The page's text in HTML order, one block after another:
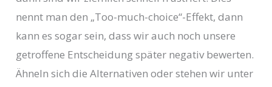
nennt man den „Too-much-choice“-Effekt, dann
kann es sogar sein, dass wir auch noch unsere
getroffene Entscheidung später negativ bewerten.
Ähneln sich die Alternativen oder stehen wir unter